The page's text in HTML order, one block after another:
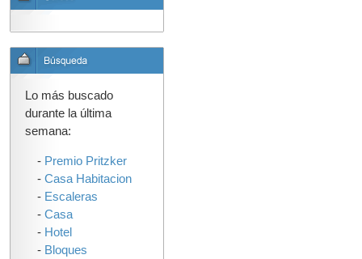
Lo más buscado
durante la última
semana:
- Premio Pritzker
- Casa Habitacion
- Escaleras
- Casa
- Hotel
- Bloques